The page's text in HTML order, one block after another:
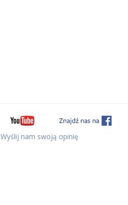
Wyślij nam swoją opinię